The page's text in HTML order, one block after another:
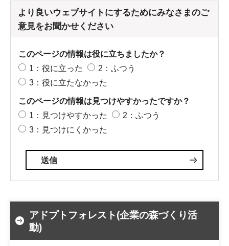
より良いウェブサイトにするためにみなさまのご
意見をお聞かせください
このページの情報は役に立ちましたか？
1：役に立った
2：ふつう
3：役に立たなかった
このページの情報は見つけやすかったですか？
1：見つけやすかった
2：ふつう
3：見つけにくかった
アドプトフォレスト(企業の森づくり活
動)